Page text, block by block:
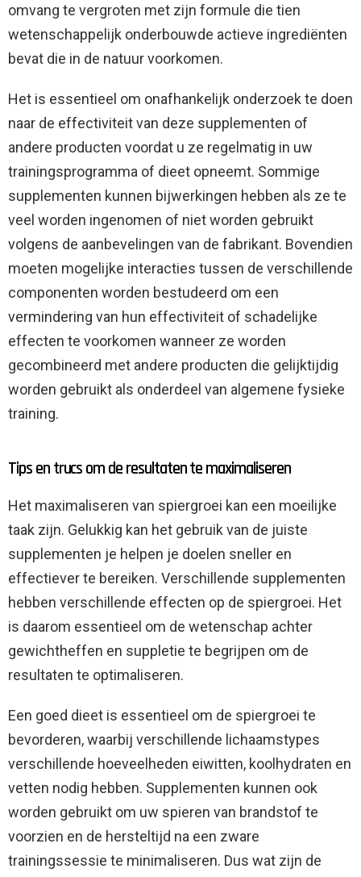
omvang te vergroten met zijn formule die tien
wetenschappelijk onderbouwde actieve ingrediënten
bevat die in de natuur voorkomen.
Het is essentieel om onafhankelijk onderzoek te doen
naar de effectiviteit van deze supplementen of
andere producten voordat u ze regelmatig in uw
trainingsprogramma of dieet opneemt. Sommige
supplementen kunnen bijwerkingen hebben als ze te
veel worden ingenomen of niet worden gebruikt
volgens de aanbevelingen van de fabrikant. Bovendien
moeten mogelijke interacties tussen de verschillende
componenten worden bestudeerd om een ​​
vermindering van hun effectiviteit of schadelijke
effecten te voorkomen wanneer ze worden
gecombineerd met andere producten die gelijktijdig
worden gebruikt als onderdeel van algemene fysieke
training.
Tips en trucs om de resultaten te maximaliseren
Het maximaliseren van spiergroei kan een moeilijke
taak zijn. Gelukkig kan het gebruik van de juiste
supplementen je helpen je doelen sneller en
effectiever te bereiken. Verschillende supplementen
hebben verschillende effecten op de spiergroei. Het
is daarom essentieel om de wetenschap achter
gewichtheffen en suppletie te begrijpen om de
resultaten te optimaliseren.
Een goed dieet is essentieel om de spiergroei te
bevorderen, waarbij verschillende lichaamstypes
verschillende hoeveelheden eiwitten, koolhydraten en
vetten nodig hebben. Supplementen kunnen ook
worden gebruikt om uw spieren van brandstof te
voorzien en de hersteltijd na een zware
trainingssessie te minimaliseren. Dus wat zijn de